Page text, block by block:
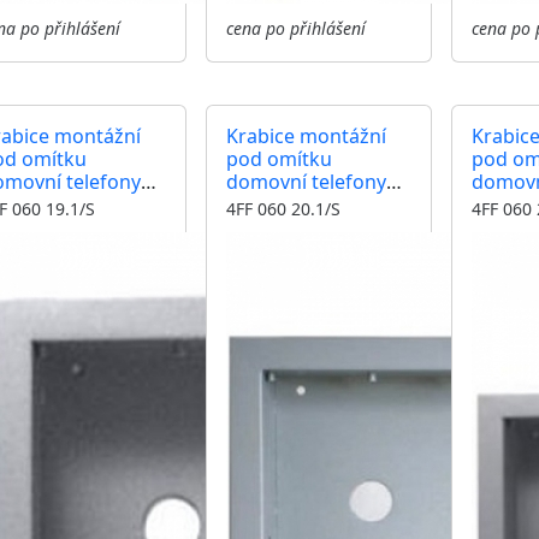
po přihlášení cena po přihlášení cena po
montážní
omítku
telefony
4+n TT 85 dva
060 19.1/S
Krabice montážní
pod omítku
domovní telefony
TESLA 4+n TT 85 tři
4FF 060 20.1/S
pod
TESLA
4FF 060